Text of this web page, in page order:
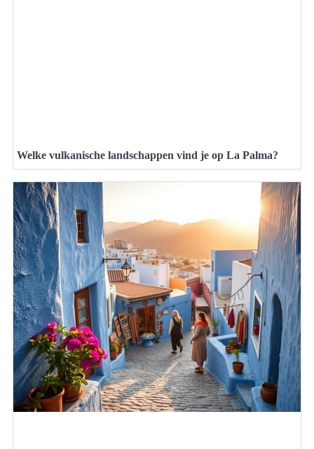
Welke vulkanische landschappen vind je op La Palma?